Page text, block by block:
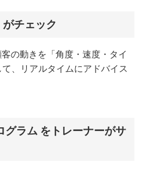
チェック
の動きを「角度・速度・タイ
、リアルタイムにアドバイス
グラム をトレーナーがサ